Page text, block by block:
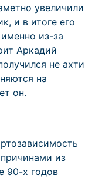
увеличили
и в итоге его
из-за
Аркадий
не ахти
на
он.
из
90-х годов